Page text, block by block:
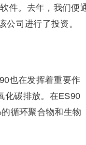
件。去年，我们便
公司进行了投资。
也在发挥着重要作
化碳排放。在ES90
循环聚合物和生物